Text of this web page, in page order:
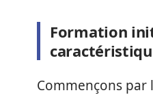
Formation
Commençons